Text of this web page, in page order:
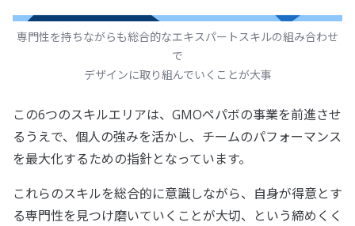
専門性を持ちながらも総合的なエキスパートスキルの組み合わせ
で
デザインに取り組んでいくことが大事
この6つのスキルエリアは、GMOペパボの事業を前進させ
るうえで、個人の強みを活かし、チームのパフォーマンス
を最大化するための指針となっています。
これらのスキルを総合的に意識しながら、自身が得意とす
る専門性を見つけ磨いていくことが大切、という締めくく